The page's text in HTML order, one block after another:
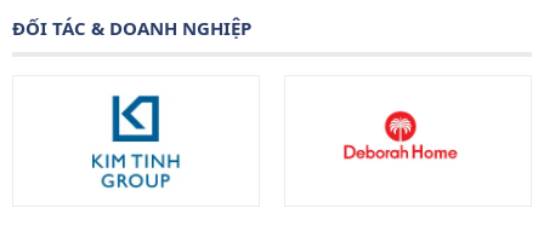
ĐỐI TÁC & DOANH NGHIỆP